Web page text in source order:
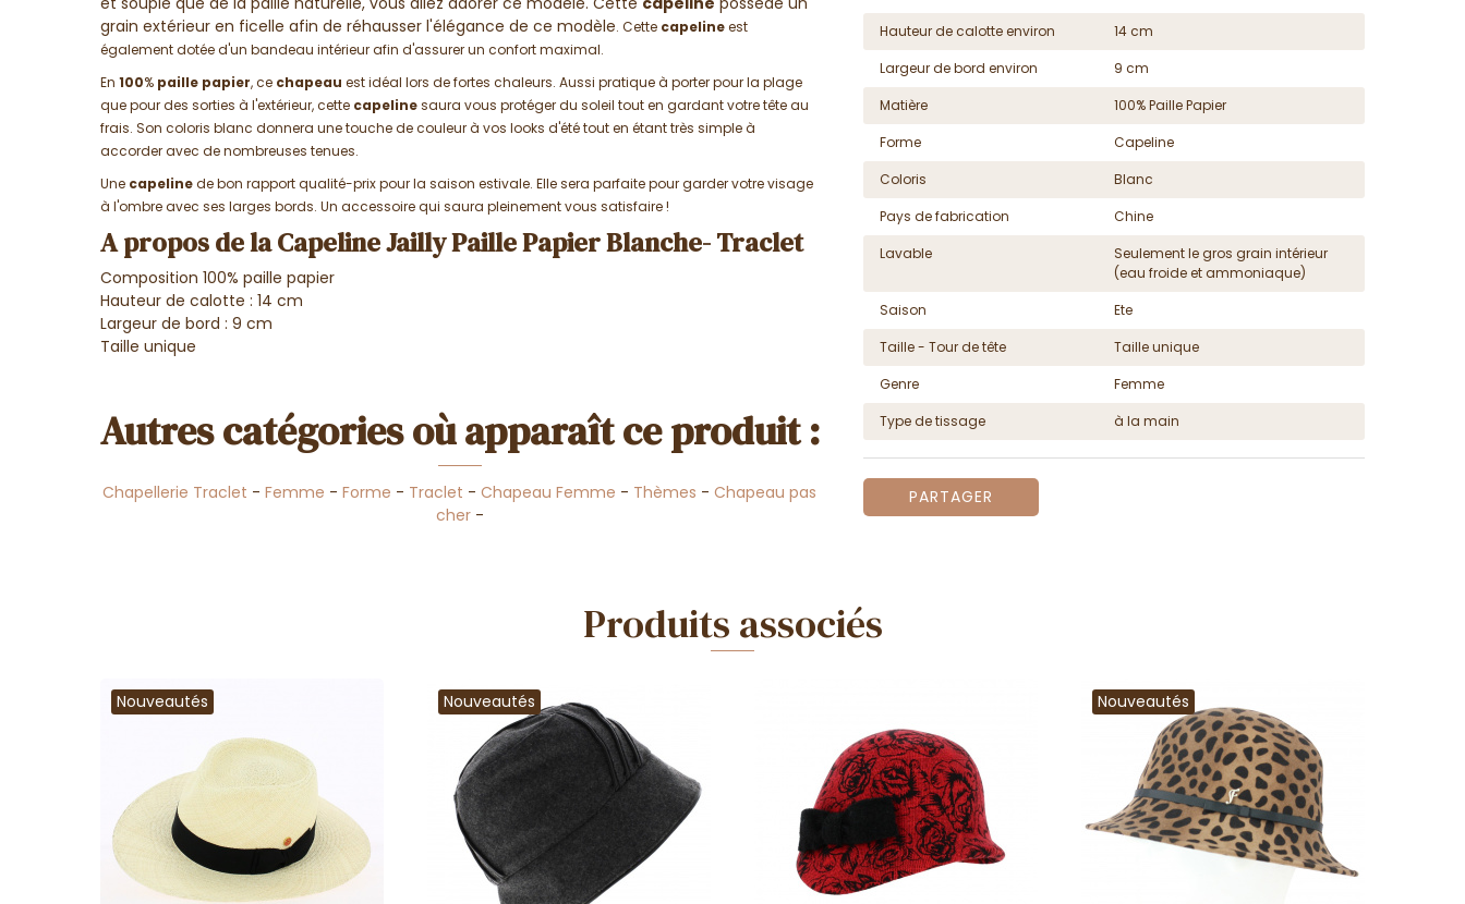
grain extérieur en ficelle afin de réhausser l'élégance de ce modèle. Cette capelineest
également dotée d'un bandeau intérieur afin d'assurer un confort maximal.
En 100% paille papier, ce chapeau est idéal lors de fortes chaleurs. Aussi pratique à porter pour la plage
que pour des sorties à l'extérieur, cette capelinesaura vous protéger du soleil tout en gardant votre tête au
frais. Son coloris blanc donnera une touche de couleur à vos looks d'été tout en étant très simple à
accorder avec de nombreuses tenues.
Une capelinede bon rapport qualité-prix pour la saison estivale. Elle sera parfaite pour garder votre visage
à l'ombre avec ses larges bords. Un accessoire qui saura pleinement vous satisfaire !
A propos de la Capeline Jailly Paille Papier Blanche- Traclet
Composition 100% paille papier
Hauteur de calotte : 14 cm
Largeur de bord : 9 cm
Taille unique
Autres catégories où apparaît ce produit :
Chapellerie Traclet -Femme -Forme - Traclet -Chapeau Femme - Thèmes -Chapeau pas
cher-
Hauteur de calotte environ
14 cm
Largeur de bord environ
9 cm
Matière
100% Paille Papier
Forme
Capeline
Coloris
Blanc
Pays de fabrication
Chine
Lavable
Seulement le gros grain intérieur
(eau froide et ammoniaque)
Saison
Ete
Taille - Tour de tête
Taille unique
Genre
Femme
Type de tissage
à la main
PARTAGER
Produits associés
Nouveautés Nouveautés Nouveautés